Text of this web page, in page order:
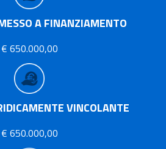
A FINANZIAMENTO
€ 650.000,00
VINCOLANTE
€ 650.000,00